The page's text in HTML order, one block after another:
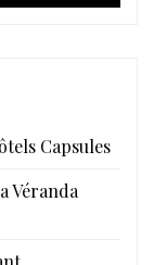
Capsules
Véranda